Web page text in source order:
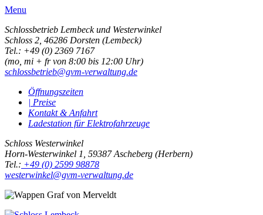
Menu
Schlossbetrieb Lembeck und Westerwinkel
Schloss 2, 46286 Dorsten (Lembeck)
Tel.: +49 (0) 2369 7167
(mo, mi + fr von 8:00 bis 12:00 Uhr)
schlossbetrieb@gvm-verwaltung.de
Öffnungszeiten
| Preise
Kontakt & Anfahrt
Ladestation für Elektrofahrzeuge
Schloss Westerwinkel
Horn-Westerwinkel 1, 59387 Ascheberg (Herbern)
Tel.: +49 (0) 2599 98878
westerwinkel@gvm-verwaltung.de